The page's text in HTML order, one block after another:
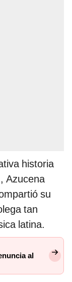
historia
, Azucena
su
tan
latina.
al